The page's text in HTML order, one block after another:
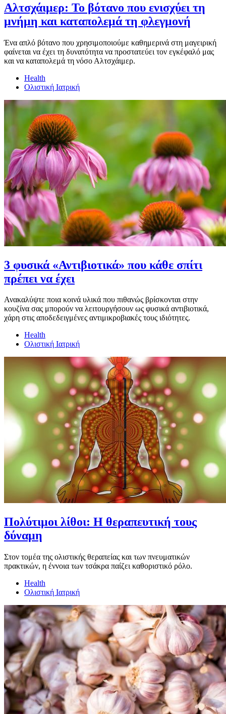
Αλτσχάιμερ: Το βότανο που ενισχύει τη
μνήμη και καταπολεμά τη φλεγμονή
Ένα απλό βότανο που χρησιμοποιούμε καθημερινά στη μαγειρική
φαίνεται να έχει τη δυνατότητα να προστατεύει τον εγκέφαλό μας
και να καταπολεμά τη νόσο Αλτσχάιμερ.
Health
Ολιστική Ιατρική
3 φυσικά «Αντιβιοτικά» που κάθε σπίτι
πρέπει να έχει
Ανακαλύψτε ποια κοινά υλικά που πιθανώς βρίσκονται στην
κουζίνα σας μπορούν να λειτουργήσουν ως φυσικά αντιβιοτικά,
χάρη στις αποδεδειγμένες αντιμικροβιακές τους ιδιότητες.
Health
Ολιστική Ιατρική
Πολύτιμοι λίθοι: Η θεραπευτική τους
δύναμη
Στον τομέα της ολιστικής θεραπείας και των πνευματικών
πρακτικών, η έννοια των τσάκρα παίζει καθοριστικό ρόλο.
Health
Ολιστική Ιατρική